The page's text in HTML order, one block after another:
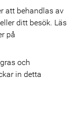
att behandlas av
ditt besök. Läs
på
in detta